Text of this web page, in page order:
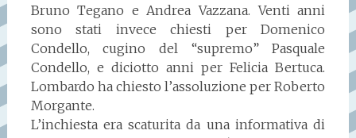
Bruno Tegano e Andrea Vazzana. Venti anni
sono stati invece chiesti per Domenico
Condello, cugino del “supremo” Pasquale
Condello, e diciotto anni per Felicia Bertuca.
Lombardo ha chiesto l’assoluzione per Roberto
Morgante.
L’inchiesta era scaturita da una informativa di